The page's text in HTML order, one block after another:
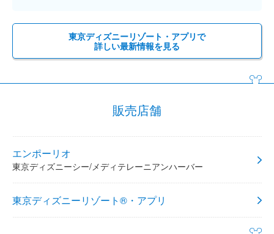
東京ディズニーリゾート・アプリで
詳しい最新情報を見る
販売店舗
エンポーリオ
東京ディズニーシー/メディテレーニアンハーバー
東京ディズニーリゾート®・アプリ